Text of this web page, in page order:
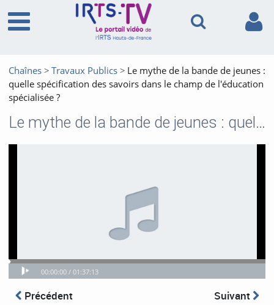
Chaînes Travaux Publics
Le mythe de la bande de jeunes :
quelle spécification des savoirs dans le champ de l'éducation
spécialisée ?
Le mythe de la bande de jeunes : quelle spécification des savoirs dans le champ de l'éducation spécialisée ?
Video
progress
Video
progress
Play
Play
playing
00:00:00 /
total
01:37:13
Précédent Suivant